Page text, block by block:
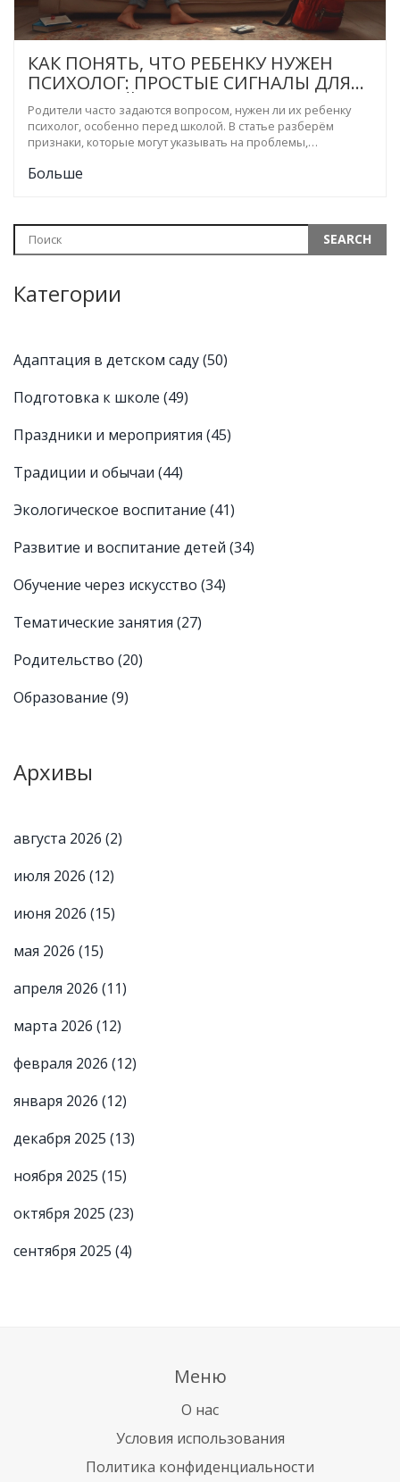
КАК ПОНЯТЬ, ЧТО РЕБЕНКУ НУЖЕН
ПСИХОЛОГ: ПРОСТЫЕ СИГНАЛЫ ДЛЯ
РОДИТЕЛЕЙ
Родители часто задаются вопросом, нужен ли их ребенку
психолог, особенно перед школой. В статье разберём
признаки, которые могут указывать на проблемы,
изменения в поведении не стоит игнорировать. Поделюсь
психологу, и дам советы, как подготовить ребёнка к школе с
минимальным стрессом.
Больше
Категории
Адаптация в детском саду(50)
Подготовка к школе (49)
Праздники и мероприятия (45)
Традиции и обычаи (44)
Экологическое воспитание (41)
Развитие и воспитание детей (34)
Обучение через искусство (34)
Тематические занятия (27)
Родительство (20)
Образование (9)
Архивы
августа 2026 (2)
июля 2026 (12)
июня 2026 (15)
мая 2026 (15)
апреля 2026 (11)
марта 2026 (12)
февраля 2026 (12)
января 2026 (12)
декабря 2025 (13)
ноября 2025 (15)
октября 2025 (23)
сентября 2025 (4)
Меню
О нас
Условия использования
Политика конфиденциальности